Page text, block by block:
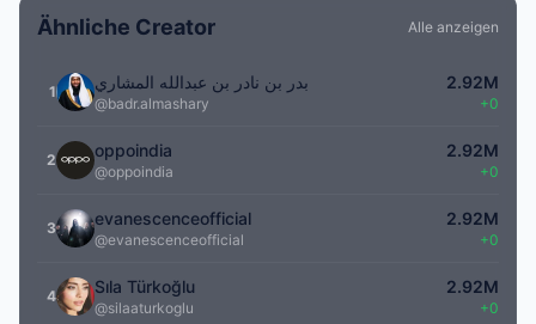
Ähnliche Creator Alle anzeigen
1 بدر بن نادر بن عبدالله المشاري
@badr.almashary
2.92M
+0
2 oppoindia
@oppoindia
2.92M
+0
3 evanescenceofficial
@evanescenceofficial
2.92M
+0
4 Sıla Türkoğlu
@silaaturkoglu
2.92M
+0